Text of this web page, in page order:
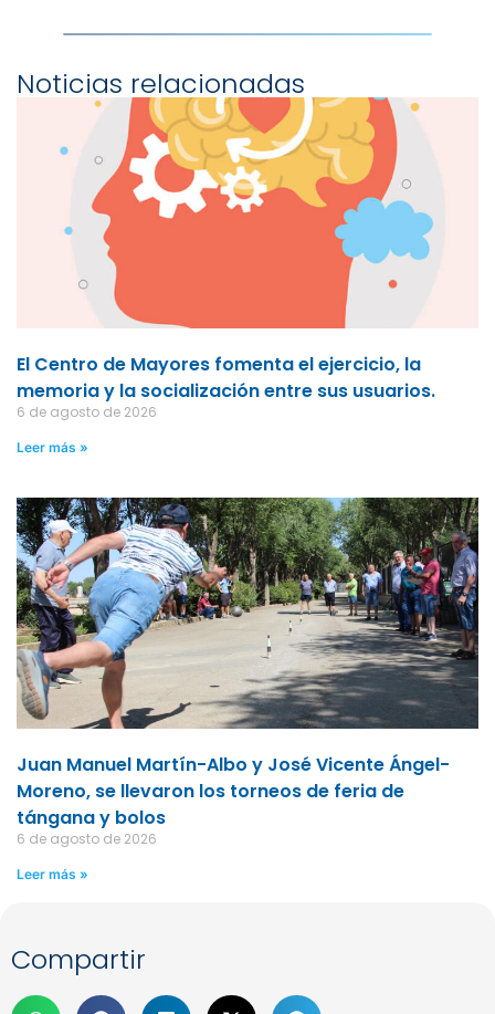
Noticias relacionadas
El Centro de Mayores fomenta el ejercicio, la
memoria y la socialización entre sus usuarios.
6 de agosto de 2026
Leer más »
Juan Manuel Martín-Albo y José Vicente Ángel-
Moreno, se llevaron los torneos de feria de
tángana y bolos
6 de agosto de 2026
Leer más »
Compartir